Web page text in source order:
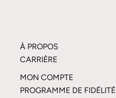
À PROPOS
CARRIÈRE
MON COMPTE
PROGRAMME DE FIDÉLITÉ